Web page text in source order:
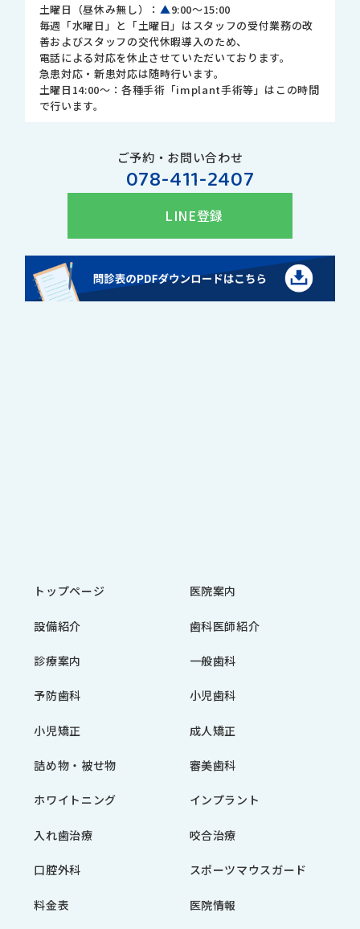
土曜日（昼休み無し）： ▲9:00～15:00
毎週「水曜日」と「土曜日」はスタッフの受付業務の改
善およびスタッフの交代休暇導入のため、
電話による対応を休止させていただいております。
急患対応・新患対応は随時行います。
土曜日14:00～：各種手術「implant手術等」はこの時間
で行います。
ご予約・お問い合わせ
078-411-2407
LINE登録
トップページ 医院案内
設備紹介 歯科医師紹介
診療案内 一般歯科
予防歯科 小児歯科
小児矯正 成人矯正
詰め物・被せ物 審美歯科
ホワイトニング インプラント
入れ歯治療 咬合治療
口腔外科 スポーツマウスガード
料金表 医院情報